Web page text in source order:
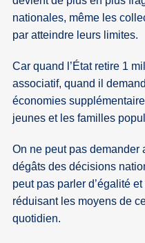
nationales, même les
par atteindre leurs limites.
Car quand l’État retire 1
associatif, quand il
économies
jeunes et les familles
On ne peut pas
dégâts des décisions
peut pas parler d’égalité
réduisant les moyens de
quotidien.